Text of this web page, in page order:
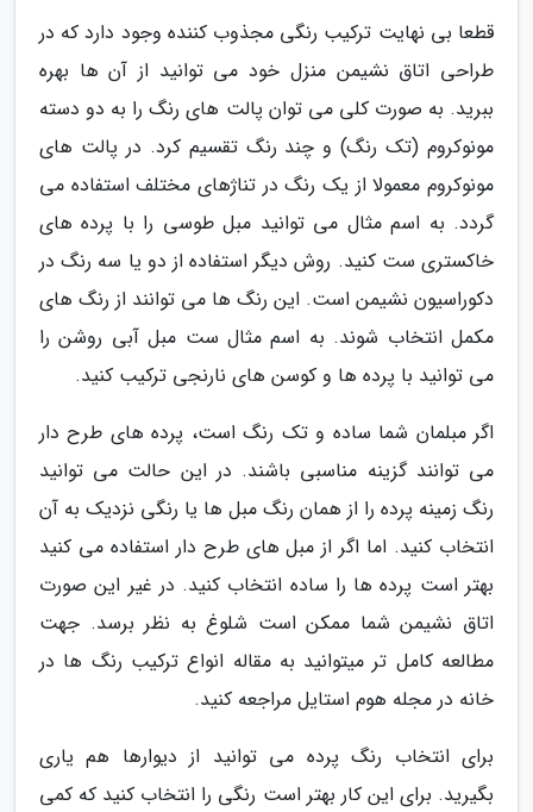
قطعا بی نهایت ترکیب رنگی مجذوب کننده وجود دارد که در
طراحی اتاق نشیمن منزل خود می توانید از آن ها بهره
ببرید. به صورت کلی می توان پالت های رنگ را به دو دسته
مونوکروم (تک رنگ) و چند رنگ تقسیم کرد. در پالت های
مونوکروم معمولا از یک رنگ در تناژهای مختلف استفاده می
گردد. به اسم مثال می توانید مبل طوسی را با پرده های
خاکستری ست کنید. روش دیگر استفاده از دو یا سه رنگ در
دکوراسیون نشیمن است. این رنگ ها می توانند از رنگ های
مکمل انتخاب شوند. به اسم مثال ست مبل آبی روشن را
می توانید با پرده ها و کوسن های نارنجی ترکیب کنید.
اگر مبلمان شما ساده و تک رنگ است، پرده های طرح دار
می توانند گزینه مناسبی باشند. در این حالت می توانید
رنگ زمینه پرده را از همان رنگ مبل ها یا رنگی نزدیک به آن
انتخاب کنید. اما اگر از مبل های طرح دار استفاده می کنید
بهتر است پرده ها را ساده انتخاب کنید. در غیر این صورت
اتاق نشیمن شما ممکن است شلوغ به نظر برسد. جهت
مطالعه کامل تر میتوانید به مقاله انواع ترکیب رنگ ها در
خانه در مجله هوم استایل مراجعه کنید.
برای انتخاب رنگ پرده می توانید از دیوارها هم یاری
بگیرید. برای این کار بهتر است رنگی را انتخاب کنید که کمی